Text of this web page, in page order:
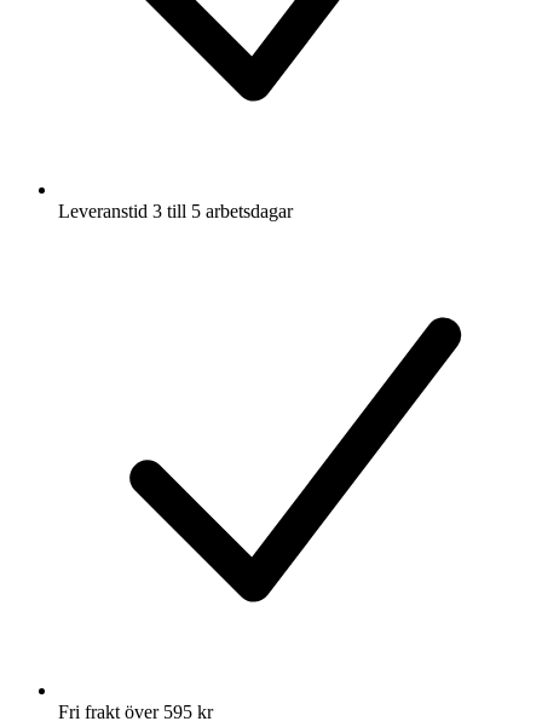
Leveranstid 3 till 5 arbetsdagar
Fri frakt över 595 kr